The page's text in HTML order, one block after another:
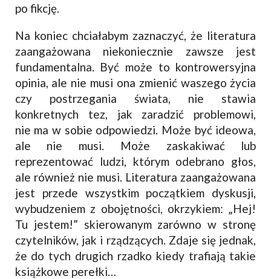
po fikcję.
Na koniec chciałabym zaznaczyć, że literatura
zaangażowana niekoniecznie zawsze jest
fundamentalna. Być może to kontrowersyjna
opinia, ale nie musi ona zmienić waszego życia
czy postrzegania świata, nie stawia
konkretnych tez, jak zaradzić problemowi,
nie ma w sobie odpowiedzi. Może być ideowa,
ale nie musi. Może zaskakiwać lub
reprezentować ludzi, którym odebrano głos,
ale również nie musi. Literatura zaangażowana
jest przede wszystkim początkiem dyskusji,
wybudzeniem z obojętności, okrzykiem: „Hej!
Tu jestem!” skierowanym zarówno w stronę
czytelników, jak i rządzących. Zdaje się jednak,
że do tych drugich rzadko kiedy trafiają takie
książkowe perełki…